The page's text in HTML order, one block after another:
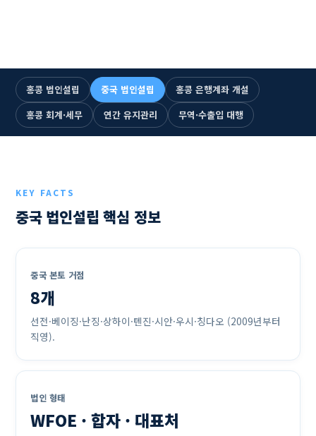
홍콩 법인설립 중국 법인설립
홍콩 은행계좌 개설
홍콩 회계·세무
연간 유지관리 무역·수출입 대행
KEY FACTS
중국 법인설립 핵심 정보
중국 본토 거점
8개
선전·베이징·난징·상하이·톈진·시안·우시·칭다오 (2009년부터
직영).
법인 형태
WFOE · 합자 · 대표처